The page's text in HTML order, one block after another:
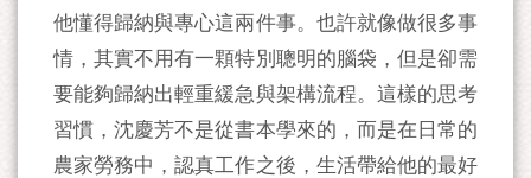
他懂得歸納與專心這兩件事。也許就像做很多事
情，其實不用有一顆特別聰明的腦袋，但是卻需
要能夠歸納出輕重緩急與架構流程。這樣的思考
習慣，沈慶芳不是從書本學來的，而是在日常的
農家勞務中，認真工作之後，生活帶給他的最好